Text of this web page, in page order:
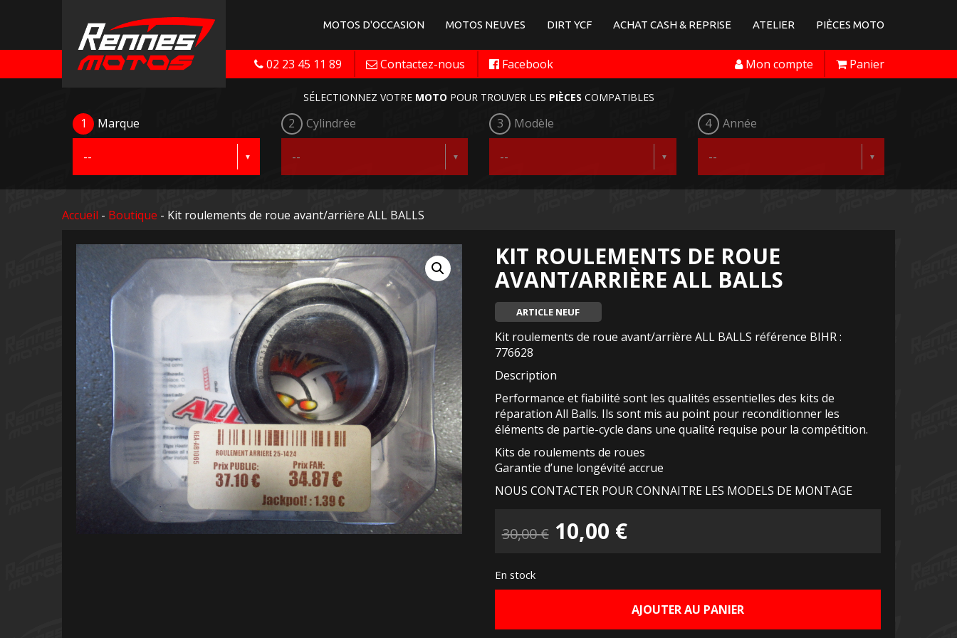
MOTOS D'OCCASION MOTOS NEUVES DIRT YCF ACHAT CASH & REPRISE ATELIER PIÈCES MOTO
02 23 45 11 89 Contactez-nous Facebook Panier
Mon compte
SÉLECTIONNEZ VOTRE MOTO POUR TROUVER LES PIÈCES COMPATIBLES
1 Marque 2 Cylindrée 3 Modèle 4 Année
Accueil - Boutique - Kit roulements de roue avant/arrière ALL BALLS
KIT ROULEMENTS DE ROUE
AVANT/ARRIÈRE ALL BALLS
ARTICLE NEUF
Kit roulements de roue avant/arrière ALL BALLS référence BIHR :
776628
Description
Performance et fiabilité sont les qualités essentielles des kits de
réparation All Balls. Ils sont mis au point pour reconditionner les
éléments de partie-cycle dans une qualité requise pour la compétition.
Kits de roulements de roues
Garantie d’une longévité accrue
NOUS CONTACTER POUR CONNAITRE LES MODELS DE MONTAGE
30,00€ Le
initial
10,00 €Le
actuel
est :
En stock
AJOUTER AU PANIER